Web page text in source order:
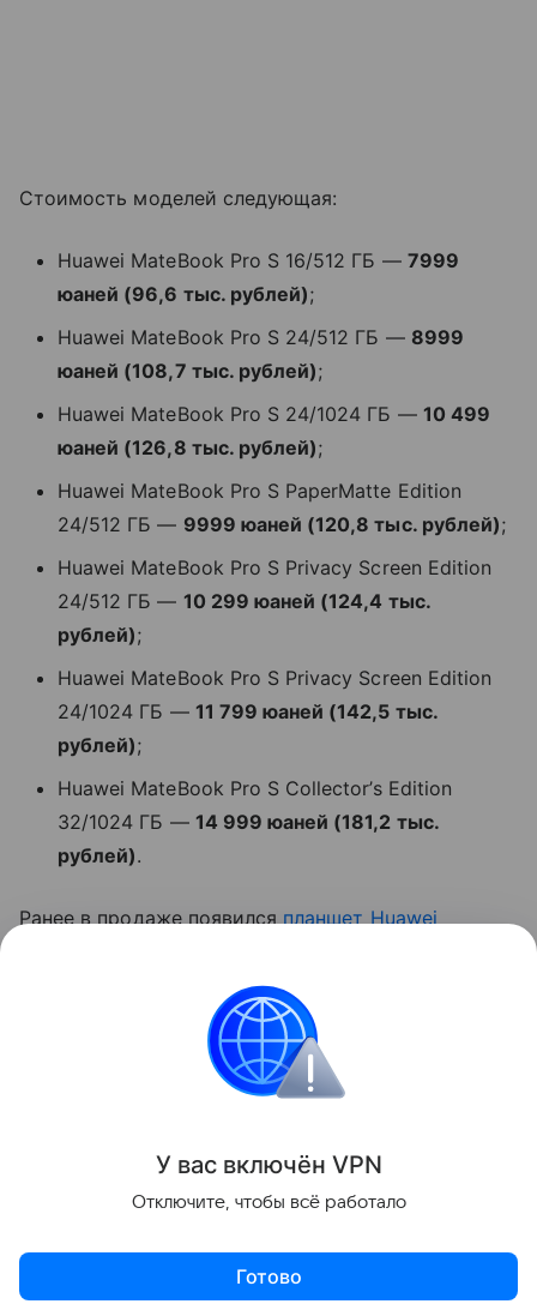
Стоимость моделей следующая:
Huawei MateBook Pro S 16/512 ГБ — 7999
юаней (96,6 тыс. рублей);
Huawei MateBook Pro S 24/512 ГБ — 8999
юаней (108,7 тыс. рублей);
Huawei MateBook Pro S 24/1024 ГБ — 10 499
юаней (126,8 тыс. рублей);
Huawei MateBook Pro S PaperMatte Edition
24/512 ГБ — 9999 юаней (120,8 тыс. рублей);
Huawei MateBook Pro S Privacy Screen Edition
24/512 ГБ — 10 299 юаней (124,4 тыс.
рублей);
Huawei MateBook Pro S Privacy Screen Edition
24/1024 ГБ — 11 799 юаней (142,5 тыс.
рублей);
Huawei MateBook Pro S Collector’s Edition
32/1024 ГБ — 14 999 юаней (181,2 тыс.
рублей).
Ранее в продаже появился планшет Huawei
ноутбуки
Поделиться
У вас включён VPN
Отключите, чтобы всё работало
Готово